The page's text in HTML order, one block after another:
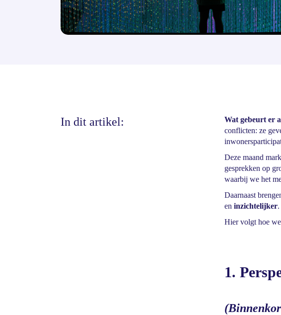
In dit artikel: Wat gebeurt er
conflicten: ze
Deze maand
gesprekken op
waarbij we het
Daarnaast
en inzichtelijker
Hier volgt hoe
1.